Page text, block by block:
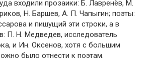
входили прозаики: Б. Лавренёв, М.
Н. Баршев, А. П. Чапыгин; поэты:
и пишущий эти строки, а в
П. Н. Медведев, исследователь
и Ин. Оксенов, хотя с большим
было отнести к поэтам.